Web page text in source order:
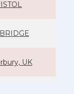
UK